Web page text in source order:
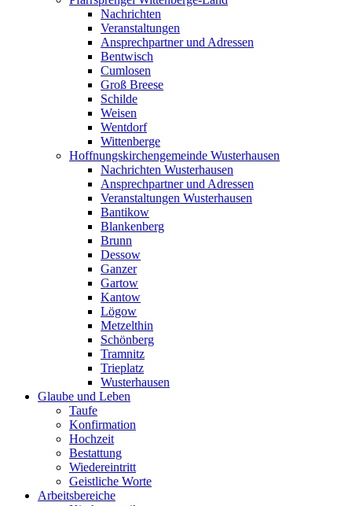
Nachrichten
Veranstaltungen
Ansprechpartner und Adressen
Bentwisch
Cumlosen
Groß Breese
Schilde
Weisen
Wentdorf
Wittenberge
Hoffnungskirchengemeinde Wusterhausen
Nachrichten Wusterhausen
Ansprechpartner und Adressen
Veranstaltungen Wusterhausen
Bantikow
Blankenberg
Brunn
Dessow
Ganzer
Gartow
Kantow
Lögow
Metzelthin
Schönberg
Tramnitz
Trieplatz
Wusterhausen
Glaube und Leben
Taufe
Konfirmation
Hochzeit
Bestattung
Wiedereintritt
Geistliche Worte
Arbeitsbereiche